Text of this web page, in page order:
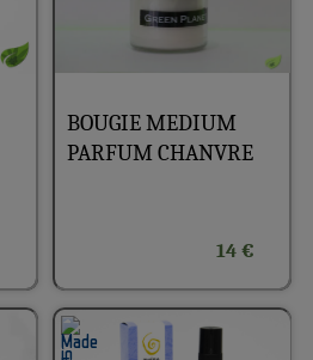
BOUGIE MEDIUM
PARFUM CHANVRE
14 €